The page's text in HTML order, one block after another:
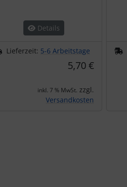
Details
Lieferzeit: 5-6 Arbeitstage
5,70 €
inkl. 7 % MwSt. zzgl.
Versandkosten